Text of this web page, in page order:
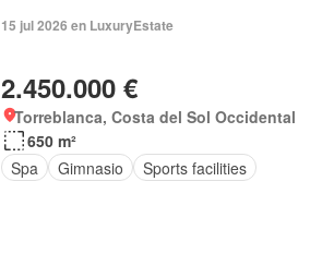
15 jul 2026 en LuxuryEstate
2.450.000 €
Torreblanca, Costa del Sol Occidental
650 m²
Spa
Gimnasio Sports facilities